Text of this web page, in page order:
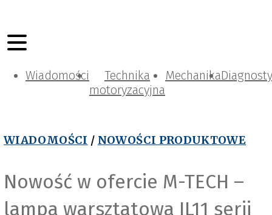
Wiadomości
Technika
motoryzacyjna
Mechanika
WIADOMOŚCI / NOWOŚCI PRODUKTOWE
Nowość w ofercie M-TECH –
lampa warsztatowa IL11 serii